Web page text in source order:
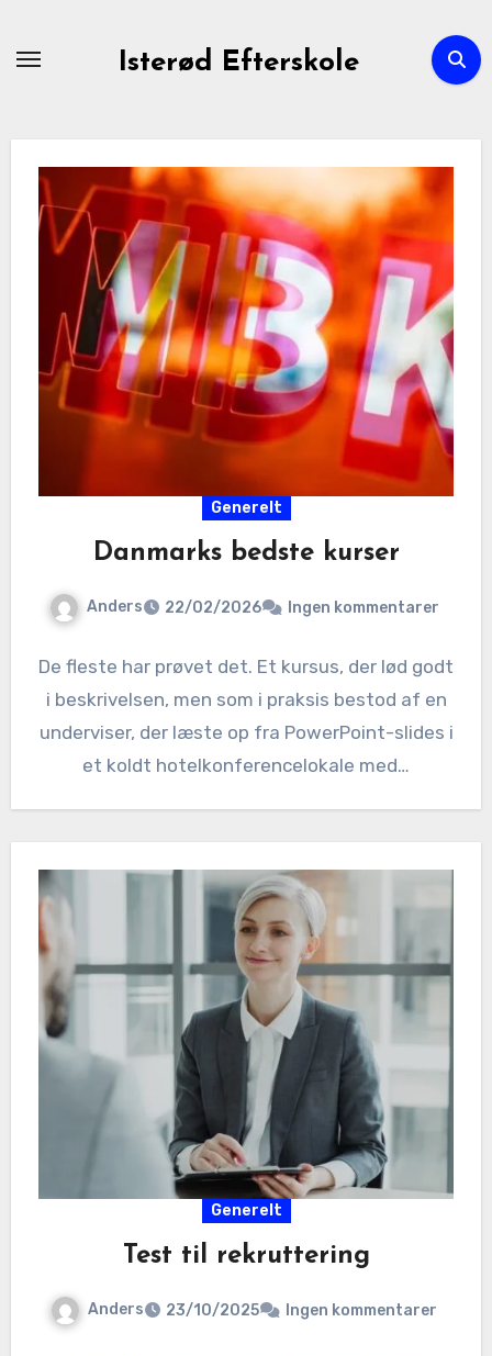
Isterød Efterskole
Generelt
Danmarks bedste kurser
Anders 22/02/2026 Ingen kommentarer
De fleste har prøvet det. Et kursus, der lød godt
i beskrivelsen, men som i praksis bestod af en
underviser, der læste op fra PowerPoint-slides i
et koldt hotelkonferencelokale med…
Generelt
Test til rekruttering
Anders 23/10/2025 Ingen kommentarer